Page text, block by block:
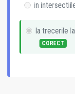
in
la trecerile
CORECT